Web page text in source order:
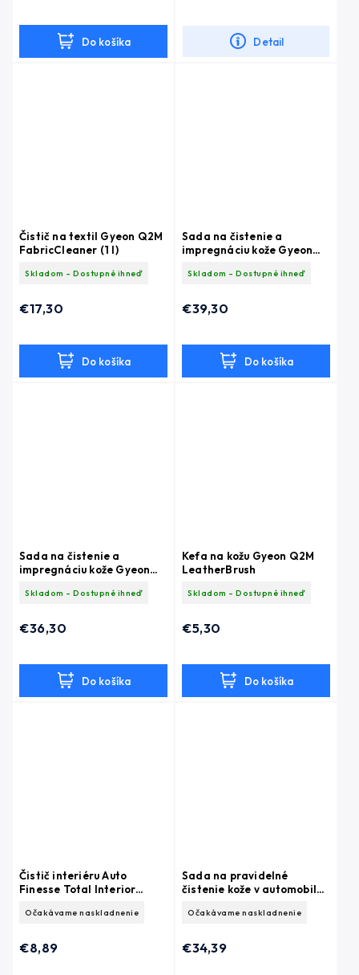
Do košíka Detail
Čistič na textil Gyeon Q2M
FabricCleaner (1 l)
Skladom - Dostupné ihneď
€17,30
Do košíka
Sada na čistenie a
impregnáciu kože Gyeon
Skladom - Dostupné ihneď
€39,30
Do košíka
Sada na čistenie a
impregnáciu kože Gyeon
Skladom - Dostupné ihneď
€36,30
Do košíka
Kefa na kožu Gyeon Q2M
LeatherBrush
Skladom - Dostupné ihneď
€5,30
Do košíka
Čistič interiéru Auto
Finesse Total Interior
Očakávame naskladnenie
€8,89
Sada na pravidelné
čistenie kože v automobile
Očakávame naskladnenie
€34,39